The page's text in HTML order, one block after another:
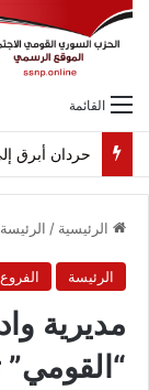
القائمة
حردان أبرق
الرئيسية / الرئيسة
الرئيسة الفروع
مديرية